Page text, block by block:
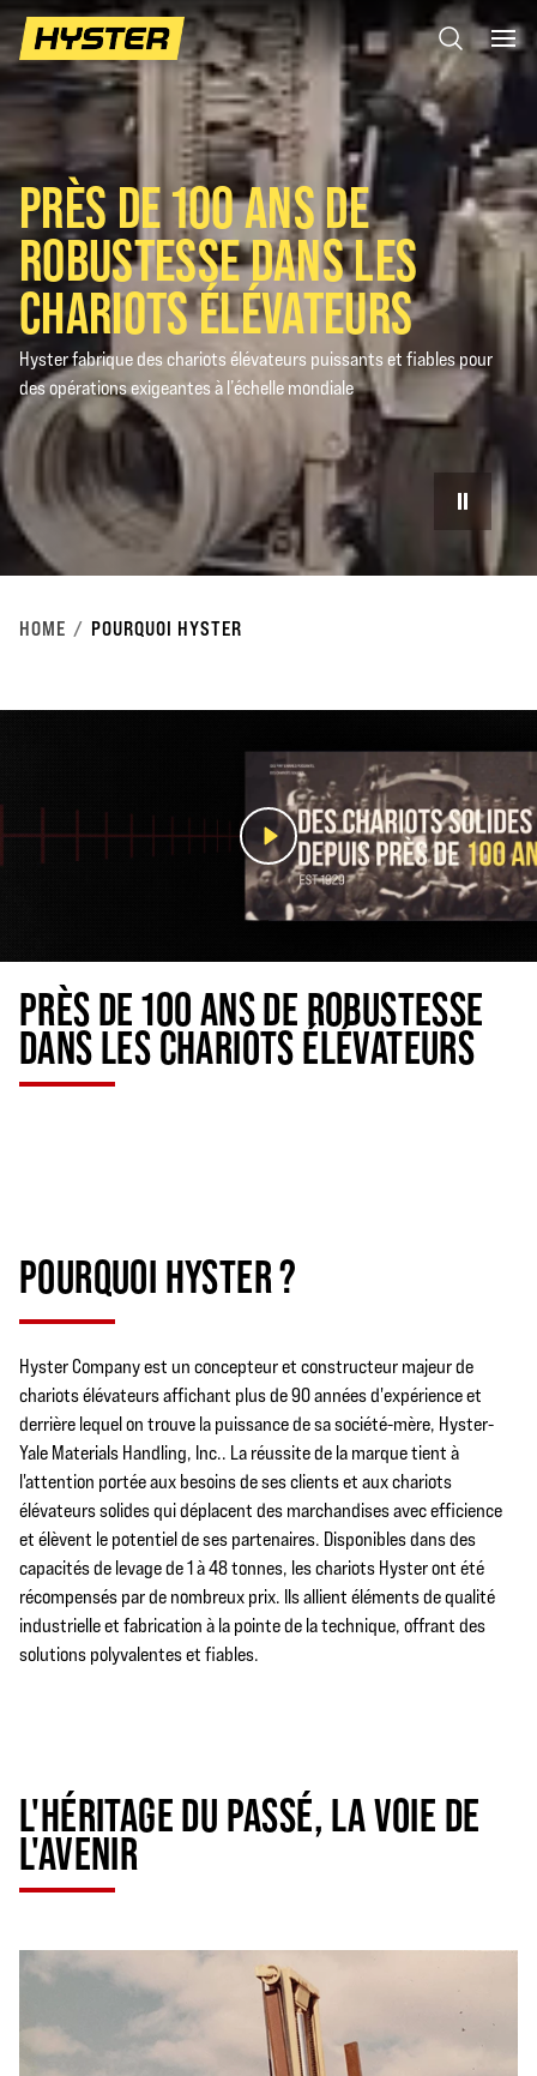
PRÈS DE 100 ANS DE
ROBUSTESSE DANS LES
CHARIOTS ÉLÉVATEURS
Hyster fabrique des chariots élévateurs puissants et fiables pour
des opérations exigeantes à l’échelle mondiale
HOME POURQUOI HYSTER
PRÈS DE 100 ANS DE ROBUSTESSE
DANS LES CHARIOTS ÉLÉVATEURS
POURQUOI HYSTER ?
Hyster Company est un concepteur et constructeur majeur de
chariots élévateurs affichant plus de 90 années d'expérience et
derrière lequel on trouve la puissance de sa société-mère, Hyster-
Yale Materials Handling, Inc.. La réussite de la marque tient à
l'attention portée aux besoins de ses clients et aux chariots
élévateurs solides qui déplacent des marchandises avec efficience
et élèvent le potentiel de ses partenaires. Disponibles dans des
capacités de levage de 1 à 48 tonnes, les chariots Hyster ont été
récompensés par de nombreux prix. Ils allient éléments de qualité
industrielle et fabrication à la pointe de la technique, offrant des
solutions polyvalentes et fiables.
L'HÉRITAGE DU PASSÉ, LA VOIE DE
L'AVENIR